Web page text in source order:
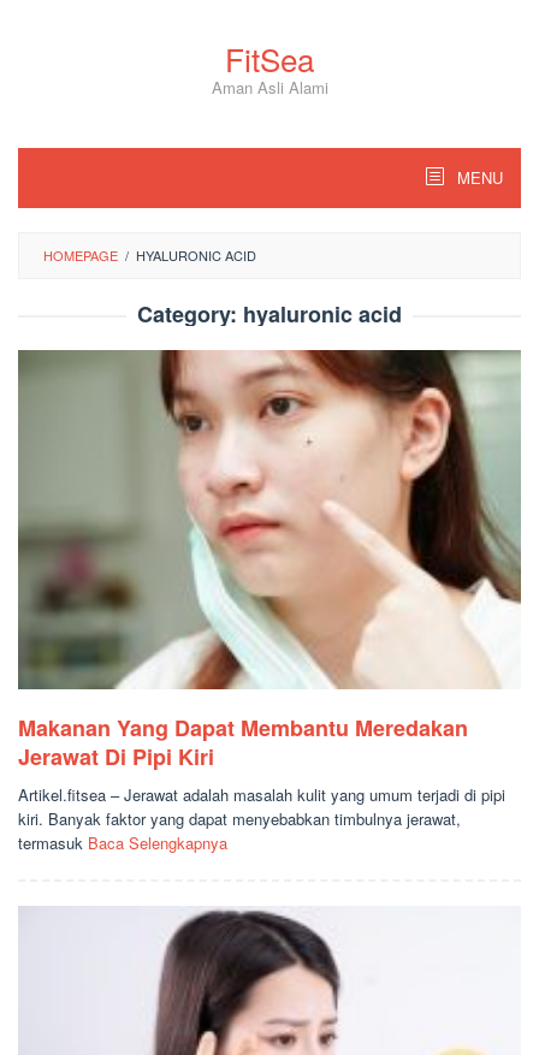
FitSea
Aman Asli Alami
MENU
HOMEPAGE / HYALURONIC ACID
Category: hyaluronic acid
Makanan Yang Dapat Membantu Meredakan
Jerawat Di Pipi Kiri
Artikel.fitsea – Jerawat adalah masalah kulit yang umum terjadi di pipi
kiri. Banyak faktor yang dapat menyebabkan timbulnya jerawat,
termasuk Baca Selengkapnya